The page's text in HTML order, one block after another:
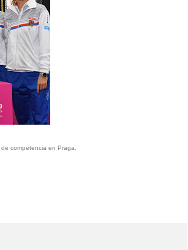
competencia en Praga.